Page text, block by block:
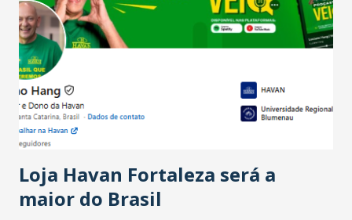
Ainda segundo a Pesquisa, em novembro de 2025, 40% dos
bares e restaurantes operaram com lucro e outros 40%
registraram equilíbrio financeiro. Já o percentual de
estabelecimentos no prejuízo ficou em 19%, pouco abaixo
do observado no mês anterior. Outros 1% não existiam em
novembro. Em relação a outubro, o faturamento também
cresceu. De acordo com a pesquisa, 44% dos n...
Loja Havan Fortaleza será a
maior do Brasil